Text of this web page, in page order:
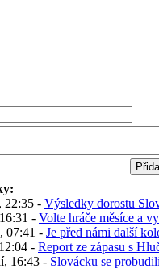
22:35 - Výsledky dorostu
- Volte hráče měsíce a
07:41 - Je před námi další
- Report ze zápasu s
16:43 - Slovácku se